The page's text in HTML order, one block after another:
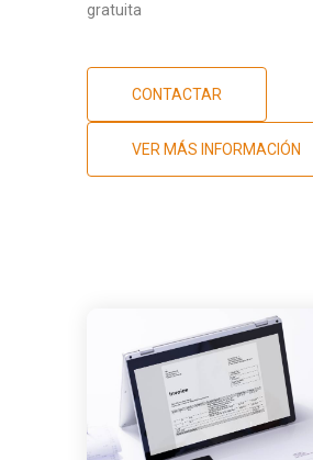
gratuita
CONTACTAR
VER MÁS INFORMACIÓN